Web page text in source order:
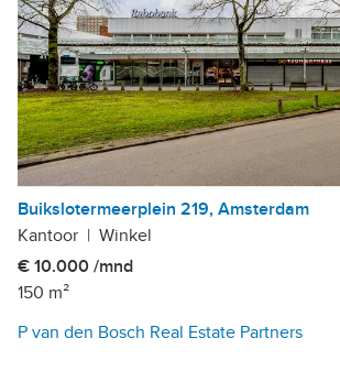
Buikslotermeerplein 219, Amsterdam
Kantoor | Winkel
€ 10.000 /mnd
150 m²
P van den Bosch Real Estate Partners